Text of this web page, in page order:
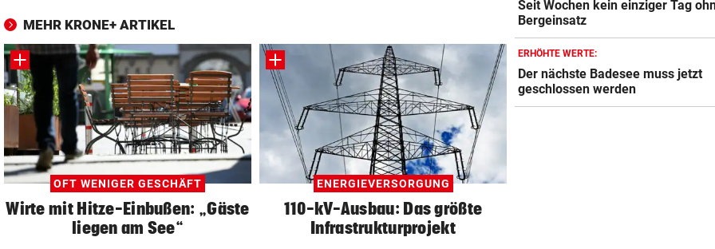
MEHR KRONE+ ARTIKEL
OFT WENIGER GESCHÄFT
Wirte mit Hitze-Einbußen: „Gäste
liegen am See“
ENERGIEVERSORGUNG
110-kV-Ausbau: Das größte
Infrastrukturprojekt
Seit Wochen kein einziger Tag
Bergeinsatz
ERHÖHTE WERTE:
Der nächste Badesee muss jetzt
geschlossen werden